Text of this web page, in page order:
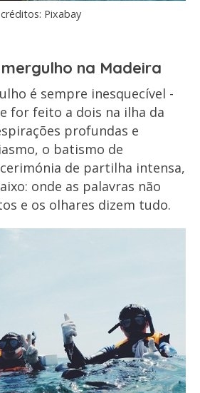
créditos: Pixabay
na Madeira
é sempre inesquecível -
for feito a dois na ilha da
profundas e
o batismo de
de partilha intensa,
onde as palavras não
e os olhares dizem tudo.